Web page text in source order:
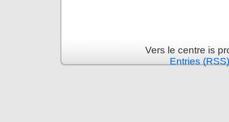
Vers le centre is
Entries (RSS)